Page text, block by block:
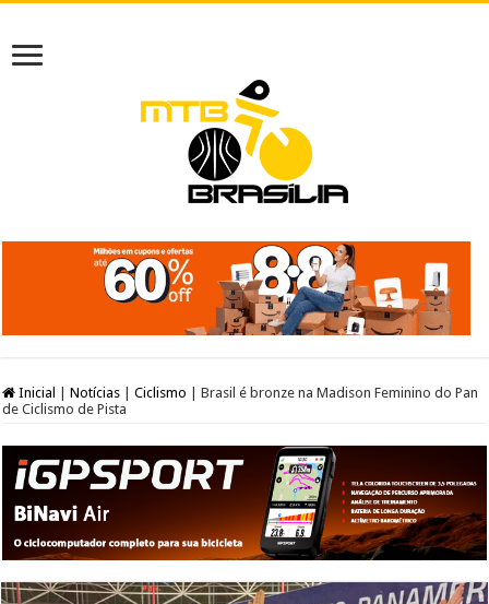
Inicial Notícias Ciclismo
Brasil é bronze na Madison Feminino do Pan
de Ciclismo de Pista